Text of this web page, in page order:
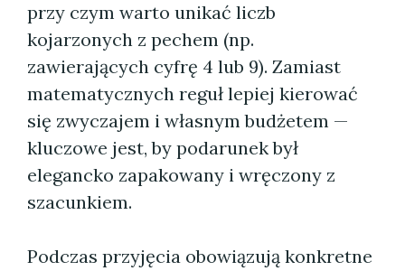
przy czym warto unikać liczb
kojarzonych z pechem (np.
zawierających cyfrę 4 lub 9). Zamiast
matematycznych reguł lepiej kierować
się zwyczajem i własnym budżetem —
kluczowe jest, by podarunek był
elegancko zapakowany i wręczony z
szacunkiem.
Podczas przyjęcia obowiązują konkretne